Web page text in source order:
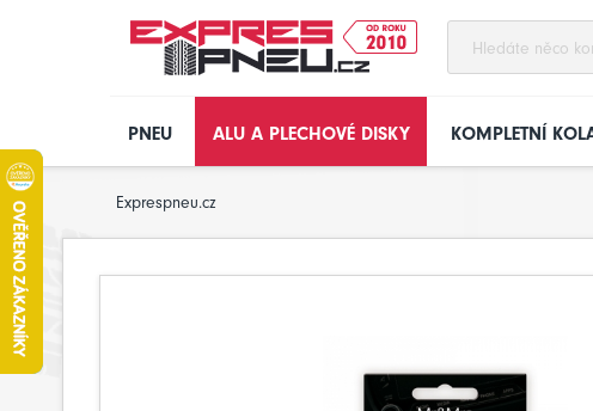
PNEU ALU A PLECHOVÉ DISKY KOMPLETNÍ
Exprespneu.cz